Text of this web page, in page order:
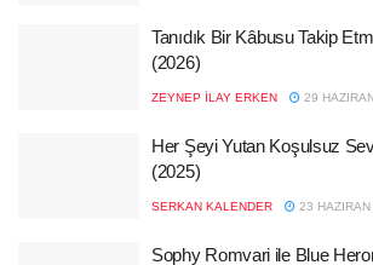
Tanıdık Bir Kâbusu Takip
(2026)
ZEYNEP İLAY ERKEN 29
Her Şeyi Yutan Koşulsuz
(2025)
SERKAN KALENDER 23
Sophy Romvari ile Blue